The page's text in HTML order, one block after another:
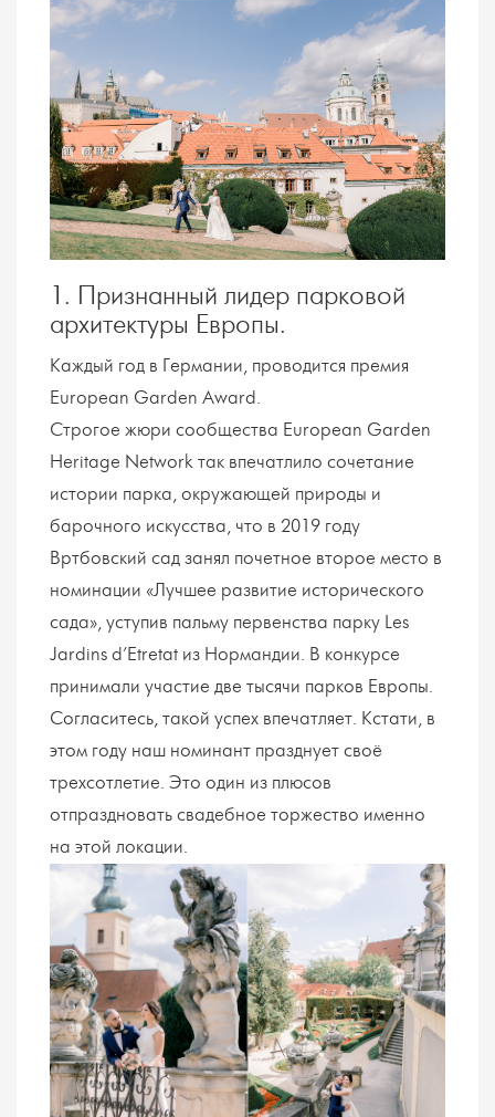
1. Признанный лидер парковой
архитектуры Европы.
Каждый год в Германии, проводится премия
European Garden Award.
Строгое жюри сообщества European Garden
Heritage Network так впечатлило сочетание
истории парка, окружающей природы и
барочного искусства, что в 2019 году
Вртбовский сад занял почетное второе место в
номинации «Лучшее развитие исторического
сада», уступив пальму первенства парку Les
Jardins d’Etretat из Нормандии. В конкурсе
принимали участие две тысячи парков Европы.
Согласитесь, такой успех впечатляет. Кстати, в
этом году наш номинант празднует своё
трехсотлетие. Это один из плюсов
отпраздновать свадебное торжество именно
на этой локации.